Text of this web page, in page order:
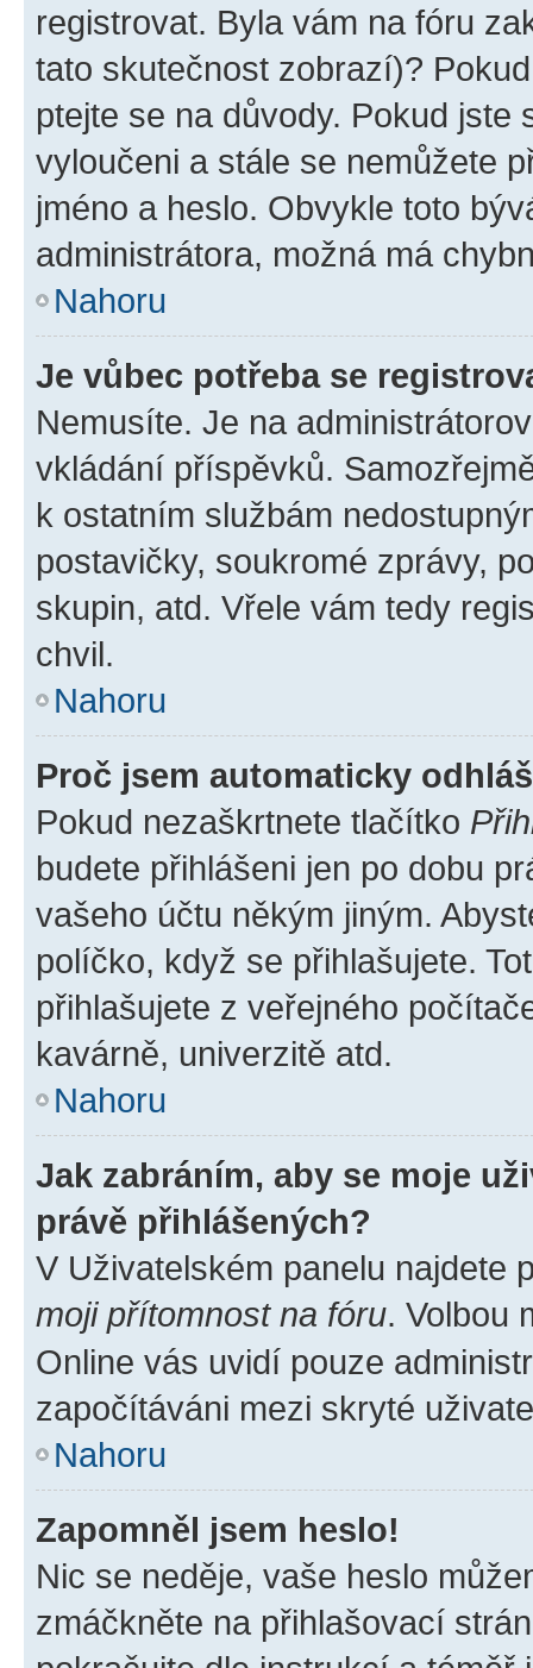
registrovat. Byla vám na fóru
tato skutečnost zobrazí)?
ptejte se na důvody. Pokud jste
vyloučeni a stále se nemůžete
jméno a heslo. Obvykle toto
administrátora, možná má
Nahoru
Je vůbec potřeba se
Nemusíte. Je na
vkládání příspěvků.
k ostatním službám
postavičky, soukromé zprávy,
skupin, atd. Vřele vám tedy
chvil.
Nahoru
Proč jsem automaticky
Pokud nezaškrtnete tlačítko
budete přihlášeni jen po dobu
vašeho účtu někým jiným.
políčko, když se přihlašujete.
přihlašujete z veřejného
kavárně, univerzitě atd.
Nahoru
Jak zabráním, aby se moje
právě přihlášených?
V Uživatelském panelu najdete
moji přítomnost na fóru. Volbou
Online vás uvidí pouze
započítáváni mezi skryté
Nahoru
Zapomněl jsem heslo!
Nic se neděje, vaše heslo
zmáčkněte na přihlašovací